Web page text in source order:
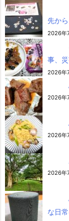
先か
2026年
事、
2026年
2026年
2026年
2026年
な日